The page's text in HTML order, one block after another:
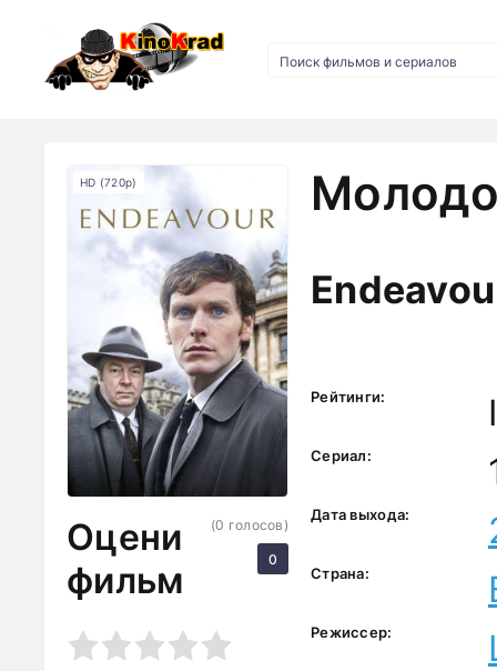
HD (720p)
Оцени
фильм
5
(0 голосов)
0
Рейтинги:
Сериал:
Дата выхода:
Страна:
Режиссер: